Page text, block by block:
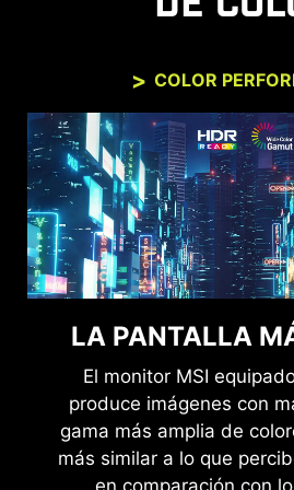
COLOR
LA PANTALLA
El monitor MSI
produce imágenes con
gama más amplia de
más similar a lo que